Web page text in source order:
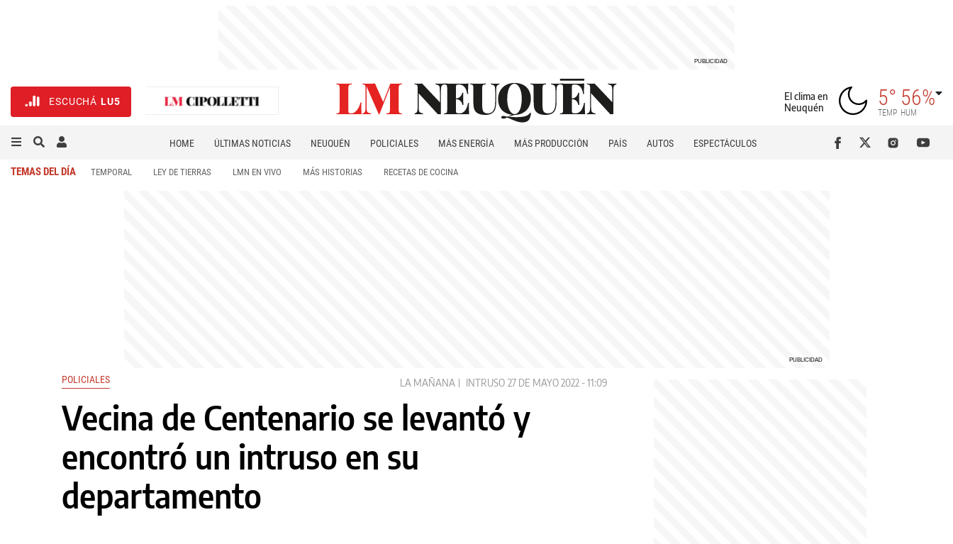
ESCUCHÁ LU5
El clima en
Neuquén
5°
TEMP
56%
HUM
HOME ÚLTIMAS NOTICIAS NEUQUÉN POLICIALES MÁS ENERGÍA MÁS PRODUCCIÓN PAÍS AUTOS
ESPECTÁCULOS
TEMAS DEL DÍA TEMPORAL LEY DE TIERRAS LMN EN VIVO MÁS HISTORIAS RECETAS DE COCINA
POLICIALES LA MAÑANA INTRUSO 27 DE MAYO 2022 - 11:09
Vecina de Centenario se levantó y
encontró un intruso en su
departamento